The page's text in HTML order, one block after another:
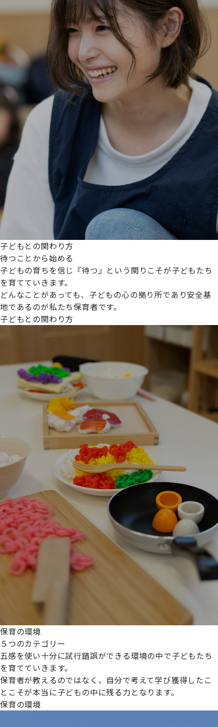
子どもとの関わり方
待つことから始める
子どもの育ちを信じ『待つ』という関りこそが子どもたち
を育てていきます。
どんなことがあっても、子どもの心の拠り所であり安全基
地であるのが私たち保育者です。
子どもとの関わり方
保育の環境
５つのカテゴリー
五感を使い十分に試行錯誤ができる環境の中で子どもたち
を育てていきます。
保育者が教えるのではなく、自分で考えて学び獲得したこ
とこそが本当に子どもの中に残る力となります。
保育の環境